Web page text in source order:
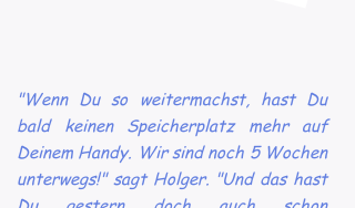
"Wenn Du so weitermachst, hast Du
bald keinen Speicherplatz mehr auf
Deinem Handy. Wir sind noch 5 Wochen
unterwegs!" sagt Holger. "Und das hast